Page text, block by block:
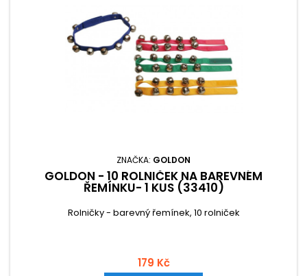
ZNAČKA: GOLDON
GOLDON - 10 ROLNIČEK NA BAREVNÉM
ŘEMÍNKU- 1 KUS (33410)
Rolničky - barevný řemínek, 10 rolniček
179 Kč